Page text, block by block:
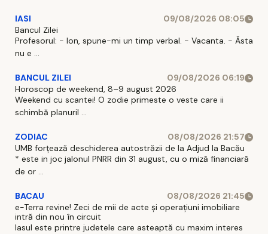
IASI
09/08/2026 08:05
Bancul Zilei
Profesorul: - Ion, spune-mi un timp verbal. - Vacanta. - Ăsta
nu e ...
BANCUL ZILEI
09/08/2026 06:19
Horoscop de weekend, 8–9 august 2026
Weekend cu scantei! O zodie primeste o veste care ii
schimbă planuril ...
ZODIAC
08/08/2026 21:57
UMB forțează deschiderea autostrăzii de la Adjud la Bacău
* este in joc jalonul PNRR din 31 august, cu o miză financiară
de or ...
BACAU
08/08/2026 21:45
e-Terra revine! Zeci de mii de acte și operațiuni imobiliare
intră din nou în circuit
Iasul este printre judetele care asteaptă cu maxim interes